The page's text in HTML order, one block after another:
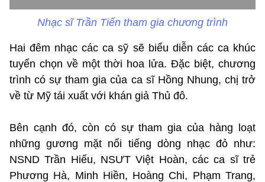
Nhạc sĩ Trần Tiến tham gia chương trình
Hai đêm nhạc các ca sỹ sẽ biểu diễn các ca khúc
tuyển chọn về một thời hoa lửa. Đặc biệt, chương
trình có sự tham gia của ca sĩ Hồng Nhung, chị trở
về từ Mỹ tái xuất với khán giả Thủ đô.
Bên cạnh đó, còn có sự tham gia của hàng loạt
những gương mặt nổi tiếng dòng nhạc đỏ như:
NSND Trần Hiếu, NSƯT Việt Hoàn, các ca sĩ trẻ
Phương Hà, Minh Hiền, Hoàng Chi, Phạm Trang,